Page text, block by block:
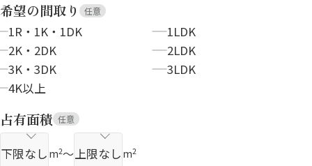
希望の間取り 任意
1R・1K・1DK
1LDK
2K・2DK
2LDK
3K・3DK
3LDK
4K以上
占有面積 任意
m2～ m2